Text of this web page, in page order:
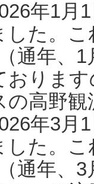
年1月
した。こ
通年、
おりま
の高野
年3月
した。こ
通年、